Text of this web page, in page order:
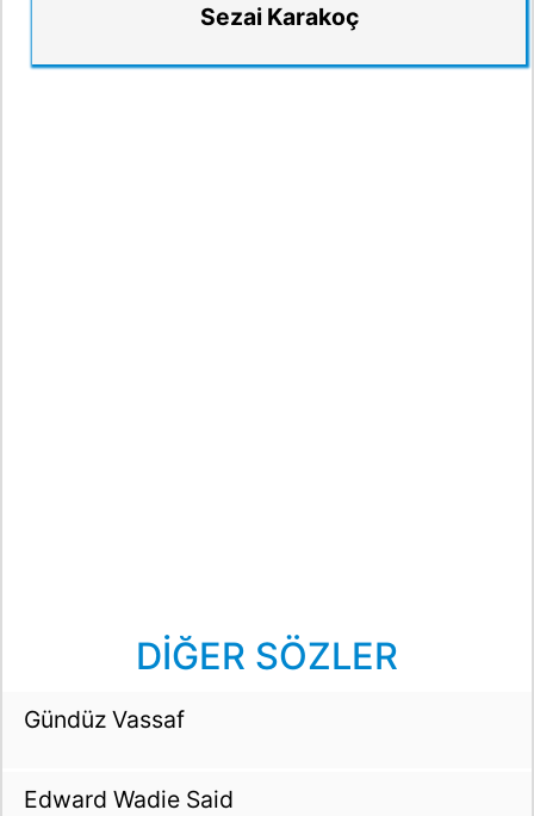
Sezai Karakoç
DİĞER SÖZLER
Gündüz Vassaf
Edward Wadie Said